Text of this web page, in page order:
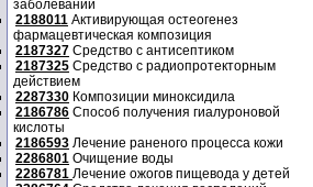
заболеваний
2188011 Активирующая остеогенез
фармацевтическая композиция
2187327 Средство с антисептиком
2187325 Средство с радиопротекторным
действием
2287330 Композиции миноксидила
2186786 Способ получения гиалуроновой
кислоты
2186593 Лечение раненого процесса кожи
2286801 Очищение воды
2286781 Лечение ожогов пищевода у детей